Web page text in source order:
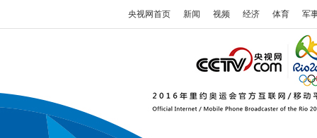
央视网首页 新闻 视频 经济 体育 军